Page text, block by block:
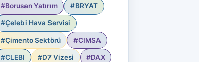
#Borusan Yatırım #BRYAT
#Çelebi Hava Servisi
#Çimento Sektörü #CIMSA
#CLEBI #D7 Vizesi #DAX